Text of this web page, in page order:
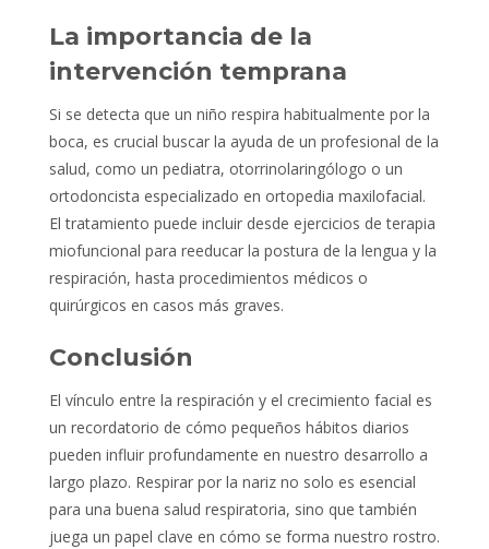
La importancia de la
intervención temprana
Si se detecta que un niño respira habitualmente por la
boca, es crucial buscar la ayuda de un profesional de la
salud, como un pediatra, otorrinolaringólogo o un
ortodoncista especializado en ortopedia maxilofacial.
El tratamiento puede incluir desde ejercicios de terapia
miofuncional para reeducar la postura de la lengua y la
respiración, hasta procedimientos médicos o
quirúrgicos en casos más graves.
Conclusión
El vínculo entre la respiración y el crecimiento facial es
un recordatorio de cómo pequeños hábitos diarios
pueden influir profundamente en nuestro desarrollo a
largo plazo. Respirar por la nariz no solo es esencial
para una buena salud respiratoria, sino que también
juega un papel clave en cómo se forma nuestro rostro.